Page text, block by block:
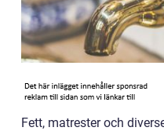
Fett, matrester och